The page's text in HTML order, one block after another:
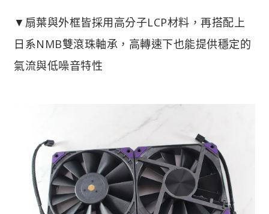
▼扇葉與外框皆採用高分子LCP材料，再搭配上
日系NMB雙滾珠軸承，高轉速下也能提供穩定的
氣流與低噪音特性